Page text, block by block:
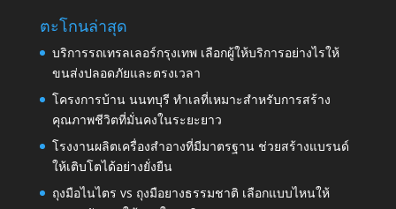
ตะโกนล่าสุด
บริการรถเทรลเลอร์กรุงเทพ เลือกผู้ให้บริการอย่างไรให้
ขนส่งปลอดภัยและตรงเวลา
โครงการบ้าน นนทบุรี ทำเลที่เหมาะสำหรับการสร้าง
คุณภาพชีวิตที่มั่นคงในระยะยาว
โรงงานผลิตเครื่องสำอางที่มีมาตรฐาน ช่วยสร้างแบรนด์
ให้เติบโตได้อย่างยั่งยืน
ถุงมือไนไตร vs ถุงมือยางธรรมชาติ เลือกแบบไหนให้